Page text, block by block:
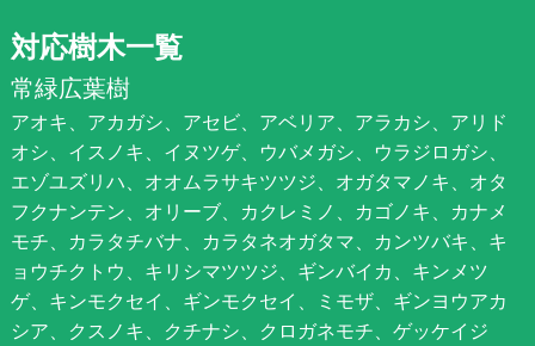
対応樹木一覧
常緑広葉樹
アオキ、アカガシ、アセビ、アベリア、アラカシ、アリド
オシ、イスノキ、イヌツゲ、ウバメガシ、ウラジロガシ、
エゾユズリハ、オオムラサキツツジ、オガタマノキ、オタ
フクナンテン、オリーブ、カクレミノ、カゴノキ、カナメ
モチ、カラタチバナ、カラタネオガタマ、カンツバキ、キ
ョウチクトウ、キリシマツツジ、ギンバイカ、キンメツ
ゲ、キンモクセイ、ギンモクセイ、ミモザ、ギンヨウアカ
シア、クスノキ、クチナシ、クロガネモチ、ゲッケイジ